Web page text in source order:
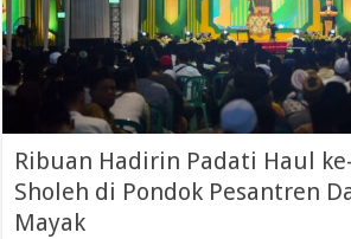
Ribuan Hadirin Padati Haul
Sholeh di Pondok Pesantren
Mayak